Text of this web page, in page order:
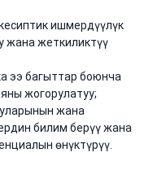
ишмердүүлүк
жана жеткиликтүү
ээ багыттар боюнча
жогорулатуу;
жана
билим берүү жана
өнүктүрүү.